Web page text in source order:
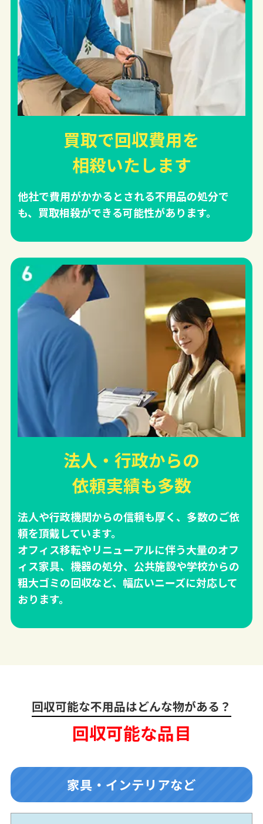
買取で回収費用を
相殺いたします
他社で費用がかかるとされる不用品の処分で
も、買取相殺ができる可能性があります。
法人・行政からの
依頼実績も多数
法人や行政機関からの信頼も厚く、多数のご依
頼を頂戴しています。
オフィス移転やリニューアルに伴う大量のオフ
ィス家具、機器の処分、公共施設や学校からの
粗大ゴミの回収など、幅広いニーズに対応して
おります。
回収可能な不用品はどんな物がある？
回収可能な品目
家具・インテリアなど